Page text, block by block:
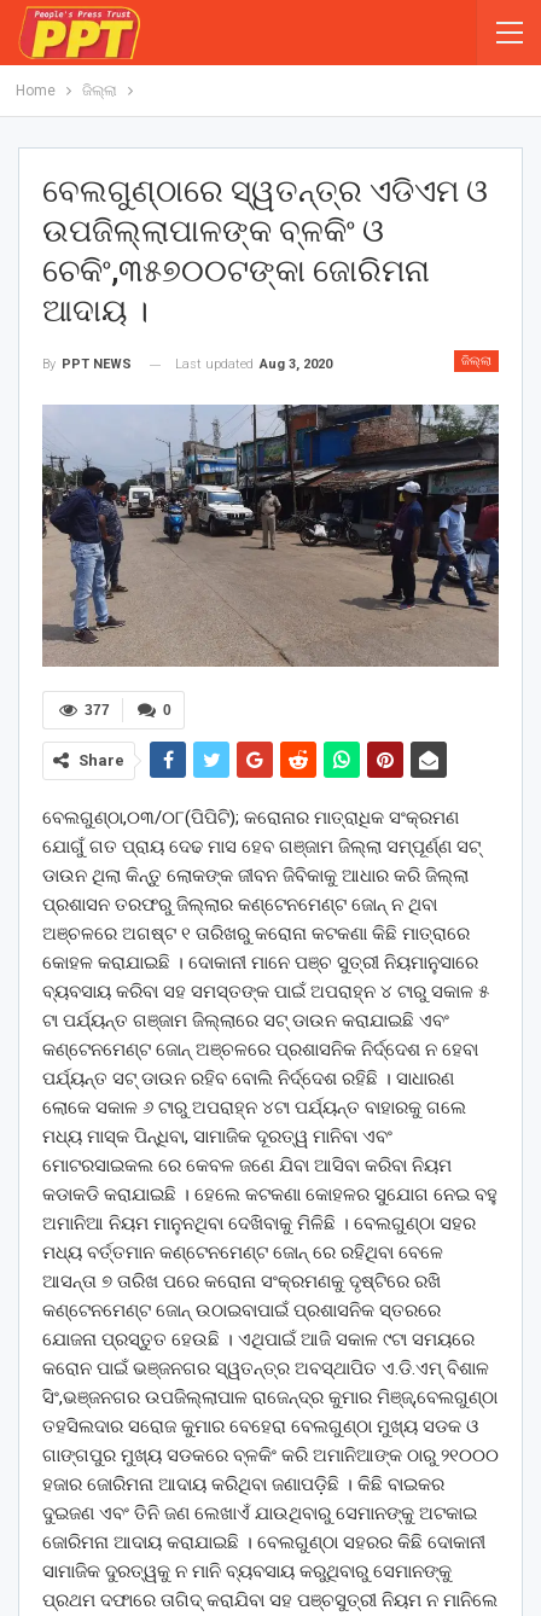
Home ଜିଲ୍ଲା
ବେଲଗୁଣ୍ଠାରେ ସ୍ୱତନ୍ତ୍ର ଏଡିଏମ ଓ
ଉପଜିଲ୍ଲାପାଳଙ୍କ ବ୍ଳକିଂ ଓ
ଚେକିଂ,୩୫୭୦୦ଟଙ୍କା ଜୋରିମନା
ଆଦାୟ ।
ଜିଲ୍ଲା
By PPT NEWS Last updated Aug 3, 2020
0
377
Share
ବେଲଗୁଣ୍ଠା,୦୩/୦୮(ପିପିଟି); କରୋନାର ମାତ୍ରାଧିକ ସଂକ୍ରମଣ
ଯୋଗୁଁ ଗତ ପ୍ରାୟ ଦେଢ ମାସ ହେବ ଗଞ୍ଜାମ ଜିଲ୍ଲା ସମ୍ପୂର୍ଣ୍ଣ ସଟ୍
ଡାଉନ ଥିଲା କିନ୍ତୁ ଲୋକଙ୍କ ଜୀବନ ଜିବିକାକୁ ଆଧାର କରି ଜିଲ୍ଲା
ପ୍ରଶାସନ ତରଫରୁ ଜିଲ୍ଲାର କଣ୍ଟେନମେଣ୍ଟ ଜୋନ୍ ନ ଥିବା
ଅଞ୍ଚଳରେ ଅଗଷ୍ଟ ୧ ତାରିଖରୁ କରୋନା କଟକଣା କିଛି ମାତ୍ରାରେ
କୋହଳ କରାଯାଇଛି । ଦୋକାନୀ ମାନେ ପଞ୍ଚ ସୁତ୍ରୀ ନିୟମାନୁସାରେ
ବ୍ୟବସାୟ କରିବା ସହ ସମସ୍ତଙ୍କ ପାଇଁ ଅପରାହ୍ନ ୪ ଟାରୁ ସକାଳ ୫
ଟା ପର୍ଯ୍ୟନ୍ତ ଗଞ୍ଜାମ ଜିଲ୍ଲାରେ ସଟ୍ ଡାଉନ କରାଯାଇଛି ଏବଂ
କଣ୍ଟେନମେଣ୍ଟ ଜୋନ୍ ଅଞ୍ଚଳରେ ପ୍ରଶାସନିକ ନିର୍ଦ୍ଦେଶ ନ ହେବା
ପର୍ଯ୍ୟନ୍ତ ସଟ୍ ଡାଉନ ରହିବ ବୋଲି ନିର୍ଦ୍ଦେଶ ରହିଛି । ସାଧାରଣ
ଲୋକେ ସକାଳ ୬ ଟାରୁ ଅପରାହ୍ନ ୪ଟା ପର୍ଯ୍ୟନ୍ତ ବାହାରକୁ ଗଲେ
ମଧ୍ୟ ମାସ୍କ ପିନ୍ଧିବା, ସାମାଜିକ ଦୂରତ୍ୱ ମାନିବା ଏବଂ
ମୋଟରସାଇକଲ ରେ କେବଳ ଜଣେ ଯିବା ଆସିବା କରିବା ନିୟମ
କଡାକଡି କରାଯାଇଛି । ହେଲେ କଟକଣା କୋହଳର ସୁଯୋଗ ନେଇ ବହୁ
ଅମାନିଆ ନିୟମ ମାନୁନଥିବା ଦେଖିବାକୁ ମିଳିଛି । ବେଲଗୁଣ୍ଠା ସହର
ମଧ୍ୟ ବର୍ତ୍ତମାନ କଣ୍ଟେନମେଣ୍ଟ ଜୋନ୍ ରେ ରହିଥିବା ବେଳେ
ଆସନ୍ତା ୭ ତାରିଖ ପରେ କରୋନା ସଂକ୍ରମଣକୁ ଦୃଷ୍ଟିରେ ରଖି
କଣ୍ଟେନମେଣ୍ଟ ଜୋନ୍ ଉଠାଇବାପାଇଁ ପ୍ରଶାସନିକ ସ୍ତରରେ
ଯୋଜନା ପ୍ରସ୍ତୁତ ହେଉଛି । ଏଥିପାଇଁ ଆଜି ସକାଳ ୯ଟା ସମୟରେ
କରୋନ ପାଇଁ ଭଞ୍ଜନଗର ସ୍ୱତନ୍ତ୍ର ଅବସ୍ଥାପିତ ଏ.ଡି.ଏମ୍ ବିଶାଳ
ସିଂ,ଭଞ୍ଜନଗର ଉପଜିଲ୍ଲାପାଳ ରାଜେନ୍ଦ୍ର କୁମାର ମିଞ୍ଜ୍,ବେଲଗୁଣ୍ଠା
ତହସିଲଦାର ସରୋଜ କୁମାର ବେହେରା ବେଲଗୁଣ୍ଠା ମୁଖ୍ୟ ସଡକ ଓ
ଗାଙ୍ଗପୁର ମୁଖ୍ୟ ସଡକରେ ବ୍ଳକିଂ କରି ଅମାନିଆଙ୍କ ଠାରୁ ୨୧୦୦୦
ହଜାର ଜୋରିମନା ଆଦାୟ କରିଥିବା ଜଣାପଡ଼ିଛି । କିଛି ବାଇକର
ଦୁଇଜଣ ଏବଂ ତିନି ଜଣ ଲେଖାଏଁ ଯାଉଥିବାରୁ ସେମାନଙ୍କୁ ଅଟକାଇ
ଜୋରିମନା ଆଦାୟ କରାଯାଇଛି । ବେଲଗୁଣ୍ଠା ସହରର କିଛି ଦୋକାନୀ
ସାମାଜିକ ଦୁରତ୍ୱକୁ ନ ମାନି ବ୍ୟବସାୟ କରୁଥିବାରୁ ସେମାନଙ୍କୁ
ପ୍ରଥମ ଦଫାରେ ତାଗିଦ୍ କରାଯିବା ସହ ପଞ୍ଚସୁତ୍ରୀ ନିୟମ ନ ମାନିଲେ